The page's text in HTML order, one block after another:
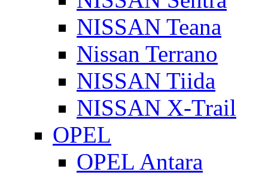
NISSAN Teana
Nissan Terrano
NISSAN Tiida
NISSAN X-Trail
OPEL
OPEL Antara